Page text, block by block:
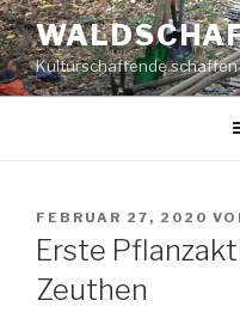
Zum
Inhalt
springenKulturschaffende schaffen
VERÖFFENTLICHT
AM
FEBRUAR 27, 2020
Erste
Zeuthen